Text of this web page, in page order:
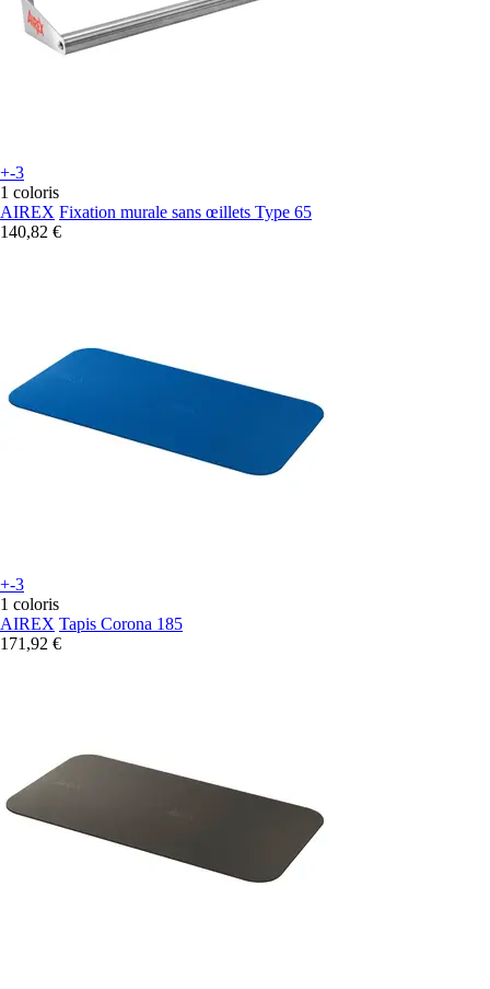
+-3
1 coloris
AIREX Fixation murale sans œillets Type 65
140,82 €
+-3
1 coloris
AIREX Tapis Corona 185
171,92 €